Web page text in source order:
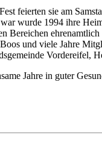
feierten sie am
wurde 1994 ihre
Bereichen
und viele Jahre
Vordereifel,
Jahre in guter